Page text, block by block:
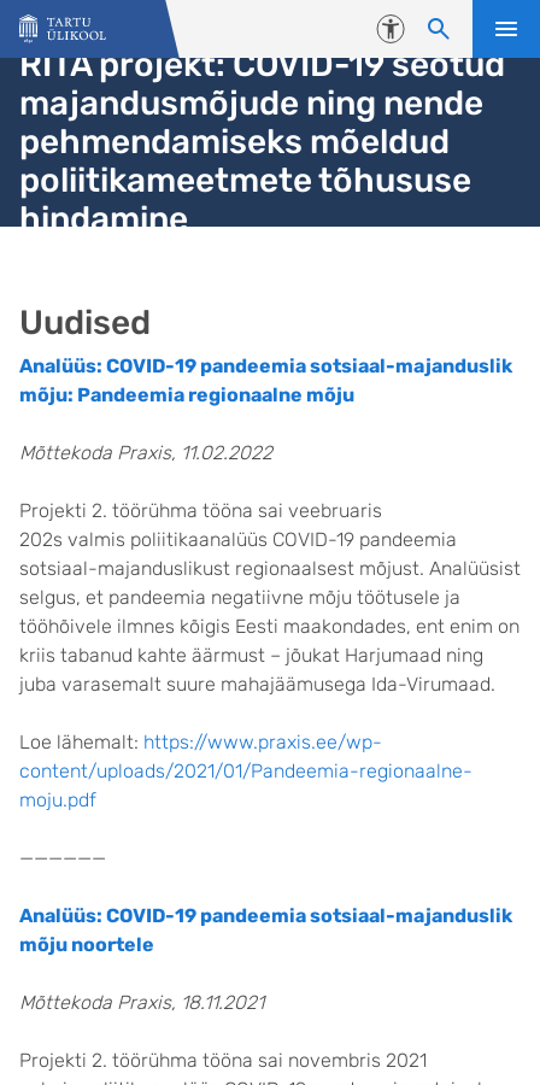
Liigu edasi põhisisu juurde
Juurdepääsetavus
RITA projekt: COVID-19 seotud
majandusmõjude ning nende
pehmendamiseks mõeldud
poliitikameetmete tõhususe
hindamine
Uudised
Analüüs: COVID-19 pandeemia sotsiaal-majanduslik
mõju: Pandeemia regionaalne mõju
Mõttekoda Praxis, 11.02.2022
Projekti 2. töörühma tööna sai veebruaris
202s valmis poliitikaanalüüs COVID-19 pandeemia
sotsiaal-majanduslikust regionaalsest mõjust. Analüüsist
selgus, et pandeemia negatiivne mõju töötusele ja
tööhõivele ilmnes kõigis Eesti maakondades, ent enim on
kriis tabanud kahte äärmust – jõukat Harjumaad ning
juba varasemalt suure mahajäämusega Ida-Virumaad.
Loe lähemalt: https://www.praxis.ee/wp-
content/uploads/2021/01/Pandeemia-regionaalne-
moju.pdf
——————
Analüüs: COVID-19 pandeemia sotsiaal-majanduslik
mõju noortele
Mõttekoda Praxis, 18.11.2021
Projekti 2. töörühma tööna sai novembris 2021